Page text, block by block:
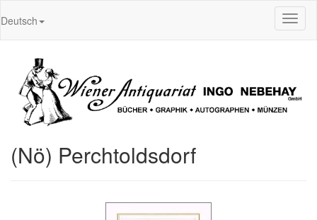
Deutsch
(Nö) Perchtoldsdorf